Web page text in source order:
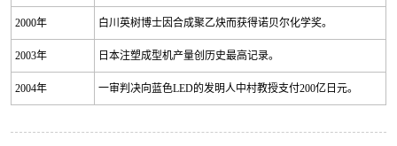
2000年 白川英树博士因合成聚乙炔而获得诺贝尔化学奖。
2003年 日本注塑成型机产量创历史最高记录。
2004年 一审判决向蓝色LED的发明人中村教授支付200亿日元。